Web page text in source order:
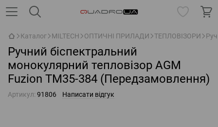
Каталог MILTECH ОПТИЧНІ ПРИЛАДИ ТЕПЛОВІЗОРИ
Ручний біспектральний
монокулярний тепловізор AGM
Fuzion TM35-384 (Передзамовлення)
Артикул: 91806 Написати відгук